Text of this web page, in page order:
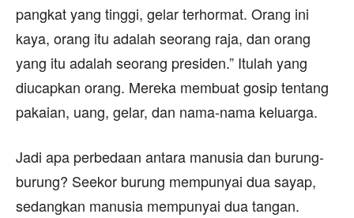
pangkat yang tinggi, gelar terhormat. Orang ini
kaya, orang itu adalah seorang raja, dan orang
yang itu adalah seorang presiden.” Itulah yang
diucapkan orang. Mereka membuat gosip tentang
pakaian, uang, gelar, dan nama-nama keluarga.
Jadi apa perbedaan antara manusia dan burung-
burung? Seekor burung mempunyai dua sayap,
sedangkan manusia mempunyai dua tangan.